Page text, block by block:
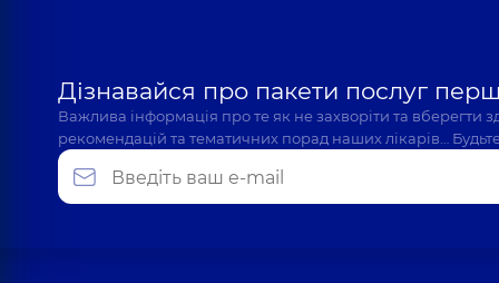
Калита Ірина Миколаївна
Отоларинголог дитячий; Отоларинголог, 29
Дізнавайся про пакети послуг
Важлива інформація про те як не захворіти та
рекомендацій та тематичних порад наших лікарів…